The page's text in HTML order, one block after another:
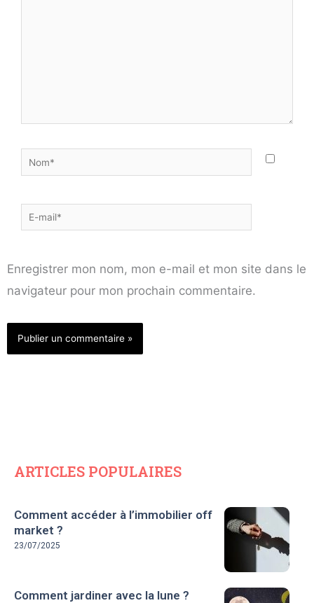
Nom*
E-
mail*
Enregistrer mon nom, mon e-mail et mon site dans le
navigateur pour mon prochain commentaire.
ARTICLES POPULAIRES
Comment accéder à l’immobilier off
market ?
23/07/2025
Comment jardiner avec la lune ?